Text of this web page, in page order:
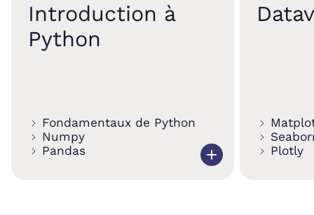
Introduction à
Python
Fondamentaux de Python
Numpy
Pandas
Plotly